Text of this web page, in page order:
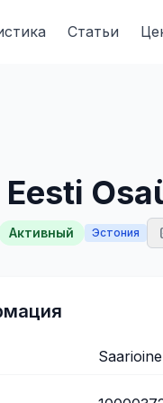
Статьи
Активный Эстония